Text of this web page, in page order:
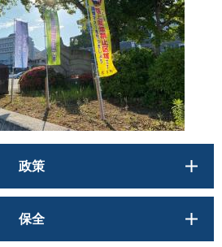
政策
保全